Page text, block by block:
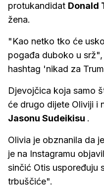
protukandidat Donald
žena.
"Kao netko tko će
pogađa duboko u
hashtag 'nikad za
Djevojčica koja samo
će drugo dijete Oliviji i
Jasonu Sudeikisu .
Olivia je obznanila da
je na Instagramu
sinčić Otis uspoređuju
trbuščiće".